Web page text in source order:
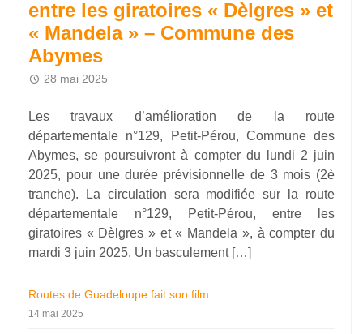
entre les giratoires « Dèlgres » et
« Mandela » – Commune des
Abymes
28 mai 2025
Les travaux d’amélioration de la route
départementale n°129, Petit-Pérou, Commune des
Abymes, se poursuivront à compter du lundi 2 juin
2025, pour une durée prévisionnelle de 3 mois (2è
tranche). La circulation sera modifiée sur la route
départementale n°129, Petit-Pérou, entre les
giratoires « Dèlgres » et « Mandela », à compter du
mardi 3 juin 2025. Un basculement […]
Routes de Guadeloupe fait son film…
14 mai 2025